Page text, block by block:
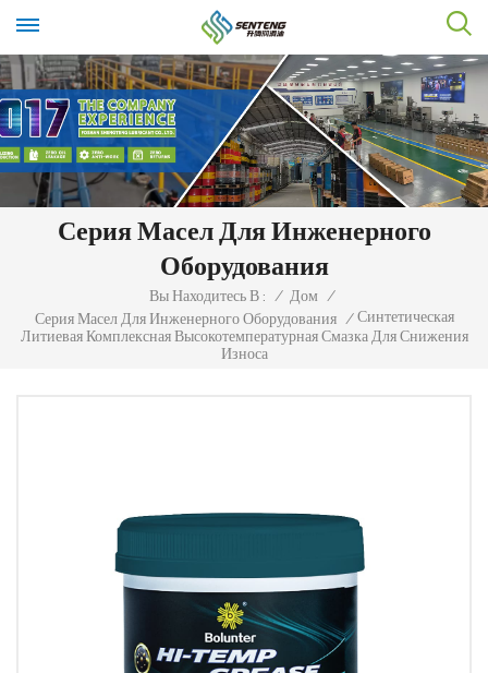
Серия Масел Для Инженерного
Оборудования
Вы Находитесь В : / Дом /
Серия Масел Для Инженерного Оборудования / Синтетическая
Литиевая Комплексная Высокотемпературная Смазка Для Снижения
Износа